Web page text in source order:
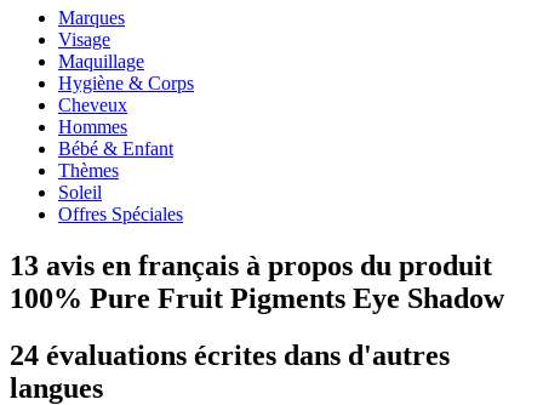
Marques
Visage
Maquillage
Hygiène & Corps
Cheveux
Hommes
Bébé & Enfant
Thèmes
Soleil
Offres Spéciales
13 avis en français à propos du produit
100% Pure Fruit Pigments Eye Shadow
24 évaluations écrites dans d'autres
langues